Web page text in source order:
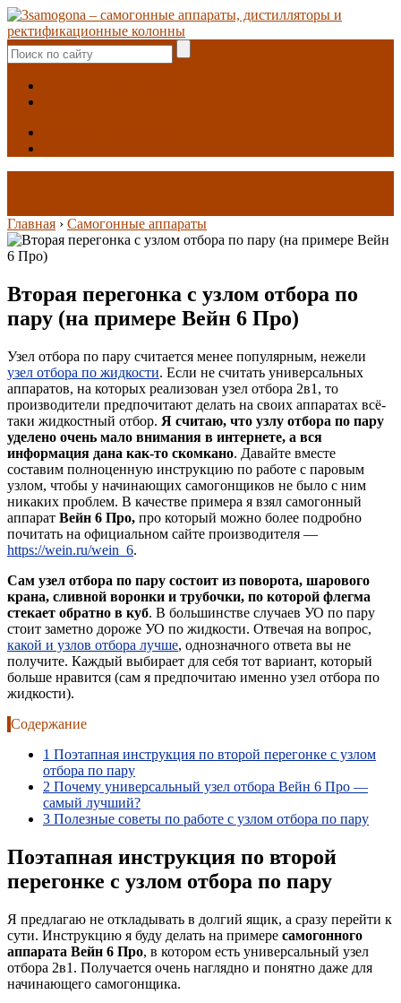
Главная › Самогонные аппараты
Вторая перегонка с узлом отбора по
пару (на примере Вейн 6 Про)
Узел отбора по пару считается менее популярным, нежели
узел отбора по жидкости. Если не считать универсальных
аппаратов, на которых реализован узел отбора 2в1, то
производители предпочитают делать на своих аппаратах всё-
таки жидкостный отбор. Я считаю, что узлу отбора по пару
уделено очень мало внимания в интернете, а вся
информация дана как-то скомкано. Давайте вместе
составим полноценную инструкцию по работе с паровым
узлом, чтобы у начинающих самогонщиков не было с ним
никаких проблем. В качестве примера я взял самогонный
аппарат Вейн 6 Про, про который можно более подробно
почитать на официальном сайте производителя —
https://wein.ru/wein_6.
Сам узел отбора по пару состоит из поворота, шарового
крана, сливной воронки и трубочки, по которой флегма
стекает обратно в куб. В большинстве случаев УО по пару
стоит заметно дороже УО по жидкости. Отвечая на вопрос,
какой и узлов отбора лучше, однозначного ответа вы не
получите. Каждый выбирает для себя тот вариант, который
больше нравится (сам я предпочитаю именно узел отбора по
жидкости).
Содержание
1 Поэтапная инструкция по второй перегонке с узлом
отбора по пару
2 Почему универсальный узел отбора Вейн 6 Про —
самый лучший?
3 Полезные советы по работе с узлом отбора по пару
Поэтапная инструкция по второй
перегонке с узлом отбора по пару
Я предлагаю не откладывать в долгий ящик, а сразу перейти к
сути. Инструкцию я буду делать на примере самогонного
аппарата Вейн 6 Про, в котором есть универсальный узел
отбора 2в1. Получается очень наглядно и понятно даже для
начинающего самогонщика.